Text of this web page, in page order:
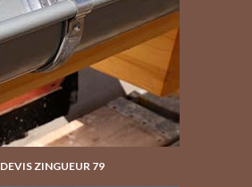
DEVIS ZINGUEUR 79